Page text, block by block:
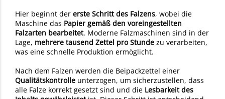
Hier beginnt der erste Schritt des Falzens, wobei die
Maschine das Papier gemäß den voreingestellten
Falzarten bearbeitet. Moderne Falzmaschinen sind in der
Lage, mehrere tausend Zettel pro Stunde zu verarbeiten,
was eine schnelle Produktion ermöglicht.
Nach dem Falzen werden die Beipackzettel einer
Qualitätskontrolle unterzogen, um sicherzustellen, dass
alle Falze korrekt gesetzt sind und die Lesbarkeit des